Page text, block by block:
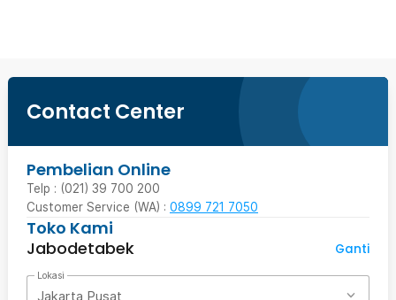
Contact Center
Pembelian Online
Telp : (021) 39 700 200
Customer Service (WA) : 0899 721 7050
Toko Kami
Jabodetabek
Ganti
Lokasi
Jakarta Pusat